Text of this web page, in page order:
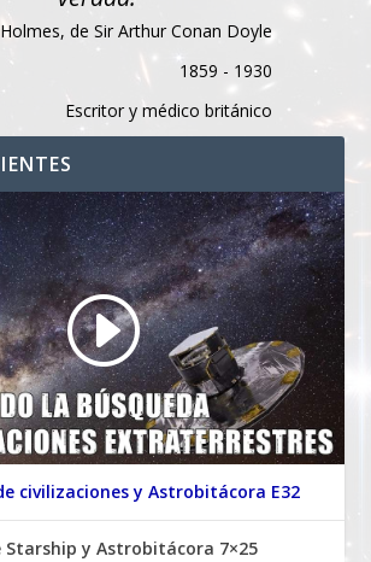
de Sir Arthur Conan Doyle
1859 - 1930
Escritor y médico británico
civilizaciones y Astrobitácora E32
Starship y Astrobitácora 7×25